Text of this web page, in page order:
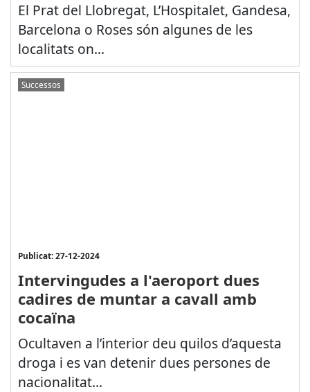
El Prat del Llobregat, L’Hospitalet, Gandesa,
Barcelona o Roses són algunes de les
localitats on...
Successos
Publicat: 27-12-2024
Intervingudes a l'aeroport dues
cadires de muntar a cavall amb
cocaïna
Ocultaven a l’interior deu quilos d’aquesta
droga i es van detenir dues persones de
nacionalitat...